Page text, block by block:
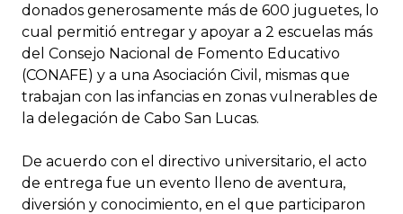
donados generosamente más de 600 juguetes, lo
cual permitió entregar y apoyar a 2 escuelas más
del Consejo Nacional de Fomento Educativo
(CONAFE) y a una Asociación Civil, mismas que
trabajan con las infancias en zonas vulnerables de
la delegación de Cabo San Lucas.
De acuerdo con el directivo universitario, el acto
de entrega fue un evento lleno de aventura,
diversión y conocimiento, en el que participaron